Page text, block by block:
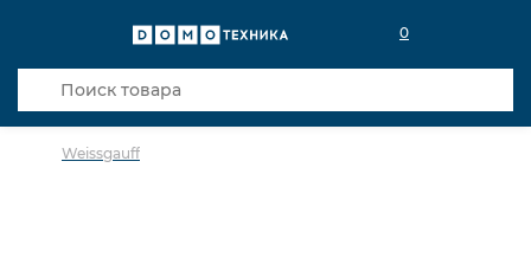
0
Weissgauff